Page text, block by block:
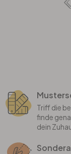
Triff die
finde
dein